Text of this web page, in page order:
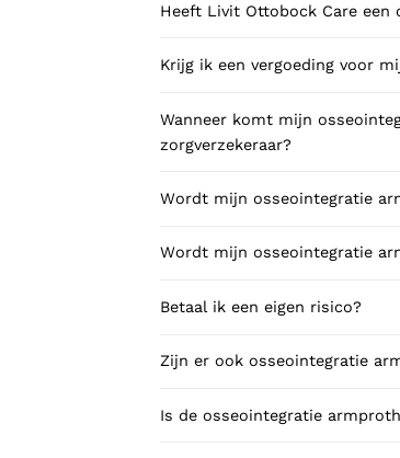
Heeft Livit Ottobock Care
Krijg ik een vergoeding voor
Wanneer komt mijn
zorgverzekeraar?
Wordt mijn osseointegratie
Wordt mijn osseointegratie
Betaal ik een eigen risico?
Zijn er ook osseointegratie
Is de osseointegratie